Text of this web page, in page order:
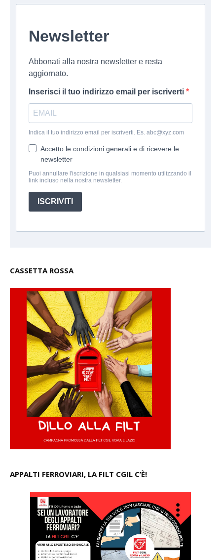
Newsletter
Abbonati alla nostra newsletter e resta
aggiornato.
Inserisci il tuo indirizzo email per iscriverti
Indica il tuo indirizzo email per iscriverti. Es. abc@xyz.com
Accetto le condizioni generali e di ricevere le
newsletter
Puoi annullare l'iscrizione in qualsiasi momento utilizzando il
link incluso nella nostra newsletter.
ISCRIVITI
CASSETTA ROSSA
APPALTI FERROVIARI, LA FILT CGIL C’È!